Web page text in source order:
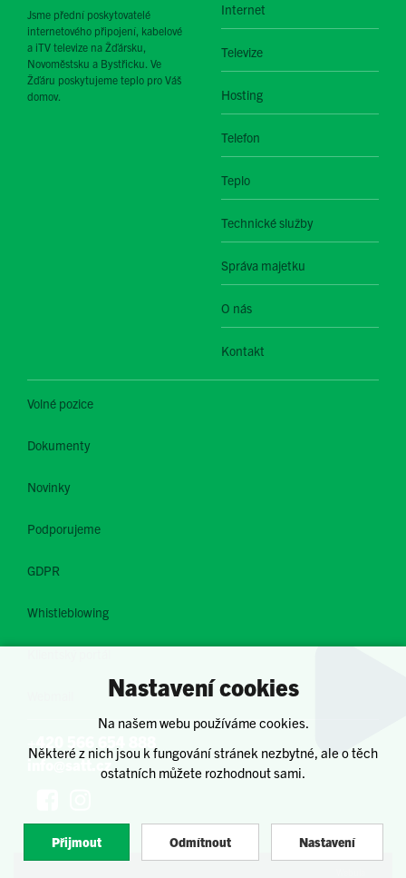
Nastavení cookies
Na našem webu používáme cookies.
Některé z nich jsou k fungování stránek nezbytné, ale o těch
ostatních můžete rozhodnout sami.
Přijmout Odmítnout Nastavení
Jsme přední poskytovatelé
internetového připojení, kabelové
a iTV televize na Žďársku,
Novoměstsku a Bystřicku. Ve
Žďáru poskytujeme teplo pro Váš
domov.
Internet
Televize
Hosting
Telefon
Teplo
Technické služby
Správa majetku
O nás
Kontakt
Volné pozice
Dokumenty
Novinky
Podporujeme
GDPR
Whistleblowing
info@satt.cz